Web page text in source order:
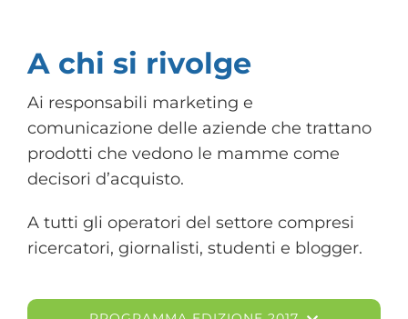
A chi si rivolge
Ai responsabili marketing e
comunicazione delle aziende che trattano
prodotti che vedono le mamme come
decisori d’acquisto.
A tutti gli operatori del settore compresi
ricercatori, giornalisti, studenti e blogger.